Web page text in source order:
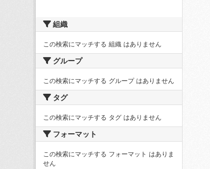
組織
この検索にマッチする 組織 はありません
グループ
この検索にマッチする グループ はありません
タグ
この検索にマッチする タグ はありません
フォーマット
この検索にマッチする フォーマット はありま
せん